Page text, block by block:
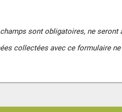
sont obligatoires, ne
collectées avec ce formulaire